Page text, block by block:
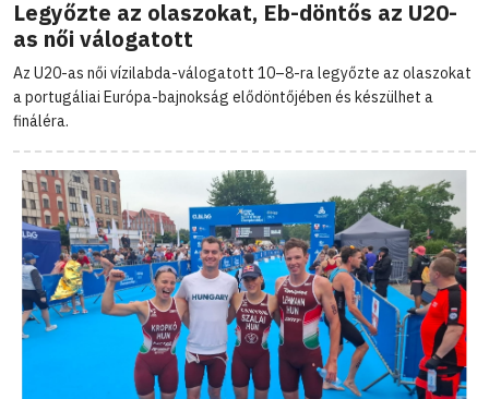
Legyőzte az olaszokat, Eb-döntős az U20-
as női válogatott
Az U20-as női vízilabda-válogatott 10–8-ra legyőzte az olaszokat
a portugáliai Európa-bajnokság elődöntőjében és készülhet a
fináléra.